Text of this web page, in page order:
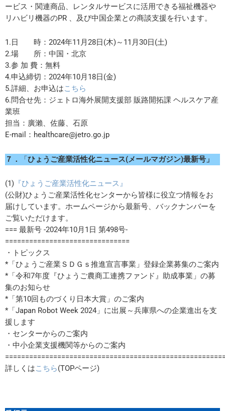
ービス・関連商品、レンタルサービスに活用できる福祉機器や
リハビリ機器のPR 、及び中国企業との商談支援を行います。
1.日 時：2024年11月28日(木)～11月30日(土)
2.場 所：中国・北京
3.参 加 費：無料
4.申込締切：2024年10月18日(金)
5.詳細、お申込はこちら
6.問合せ先：ジェトロ海外展開支援部 販路開拓課 ヘルスケア産
業班
担当：廣瀨、佐藤、石原
E-mail：healthcare@jetro.go.jp
７． 「ひょうご産業活性化ニュース(メールマガジン)最新号」
(1) 『ひょうご産業活性化ニュース』
(公財)ひょうご産業活性化センターから皆様に役立つ情報をお
届けしています。ホームページから最新号、バックナンバーを
ご覧いただけます。
=== 最新号 -2024年10月1日 第498号-
===============================
・トピックス
*「ひょうご産業ＳＤＧｓ推進宣言事業」登録企業募集のご案内
*「令和7年度『ひょうご農商工連携ファンド』助成事業」の募
集のお知らせ
*「第10回ものづくり日本大賞」のご案内
*「Japan Robot Week 2024」に出展～兵庫県への企業進出を支
援します
・センターからのご案内
・中小企業支援機関等からのご案内
詳しくはこちら(TOPページ)